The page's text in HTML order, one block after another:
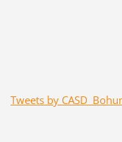
Tweets by